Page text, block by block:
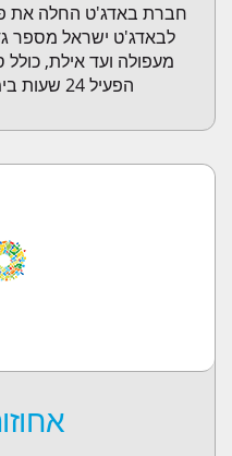
לבאדג'ט ישראל מספר
מעפולה ועד אילת, כולל
הפעיל 24 שעות ביממה, 364 ימים בשנה.